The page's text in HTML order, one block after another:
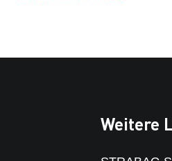
Weitere